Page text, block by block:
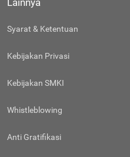
Lainnya
Syarat & Ketentuan
Kebijakan Privasi
Kebijakan SMKI
Whistleblowing
Anti Gratifikasi